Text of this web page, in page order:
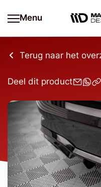
Menu
Terug naar het
Deel dit product